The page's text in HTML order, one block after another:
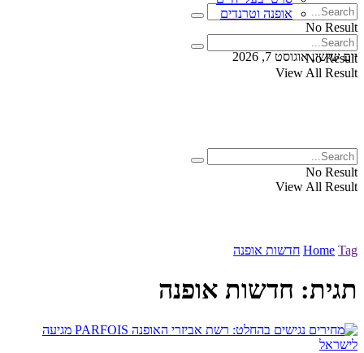
No Result
View All Result
יום שישי, אוגוסט 7, 2026
אופנה וטרנדים
No Result
View All Result
No Result
View All Result
Home Tag חדשות אופנה
תגית: חדשות אופנה